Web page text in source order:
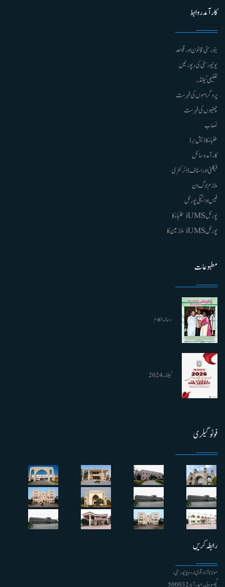
کارآمد روابط
ینورسٹی قانون اور قواعد
یونیورسٹی کی رپورٹیں
تعلیمی کیلنڈر
پروگراموں کی فہرست
چھٹیوں کی فہرست
نصاب
طلباء کا ڈیش برڈ
کارآمد وسائل
فیکلٹی اور اسٹاف ڈائرکٹری
ملازم لاگ ان
فیس ادائیگی پورٹل
پورٹل iUMS طلباء کا
پورٹل iUMS ملازمین کا
مطبوعات
رسالہ الکلام
کیلنڈر 2024
فوٹو گیلری
رابطہ کریں
مولانا آزاد قومی اردو یونیورسٹی ،
گچیبوولی۔ حیدرآباد 500032